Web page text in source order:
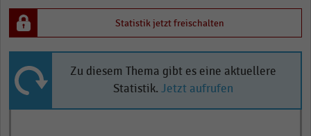
Statistik jetzt freischalten
Zu diesem Thema gibt es eine aktuellere
Statistik. Jetzt aufrufen